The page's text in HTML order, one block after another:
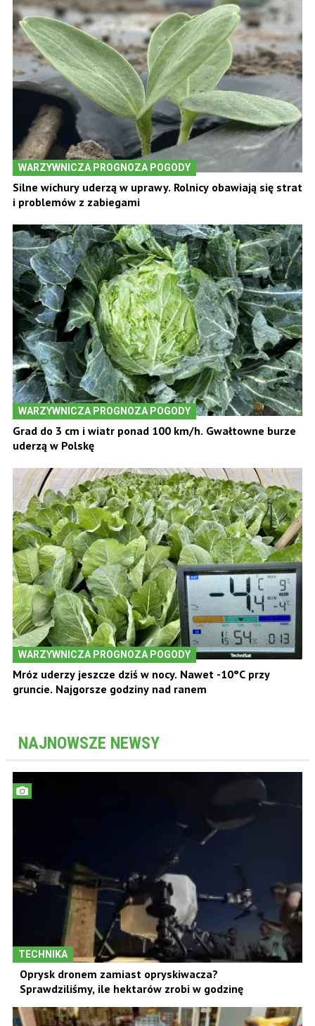
WARZYWNICZA PROGNOZA POGODY
Silne wichury uderzą w uprawy. Rolnicy obawiają się strat
i problemów z zabiegami
WARZYWNICZA PROGNOZA POGODY
Grad do 3 cm i wiatr ponad 100 km/h. Gwałtowne burze
uderzą w Polskę
WARZYWNICZA PROGNOZA POGODY
Mróz uderzy jeszcze dziś w nocy. Nawet -10°C przy
gruncie. Najgorsze godziny nad ranem
NAJNOWSZE NEWSY
TECHNIKA
Oprysk dronem zamiast opryskiwacza?
Sprawdziliśmy, ile hektarów zrobi w godzinę